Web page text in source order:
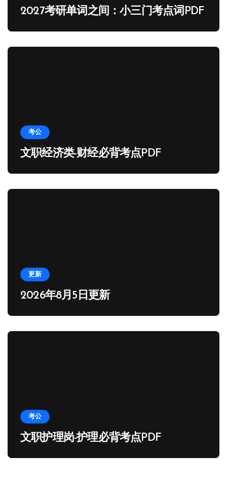
2027考研单词之间：小三门考点词PDF
考公
文职经济类-财经必背考点PDF
更新
2026年8月5日更新
考公
文职护理岗-护理必背考点PDF